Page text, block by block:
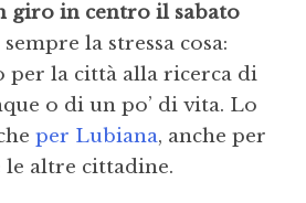
giro in centro il sabato
la stressa cosa:
per la città alla ricerca di
o di un po’ di vita. Lo
per Lubiana, anche per
le altre cittadine.